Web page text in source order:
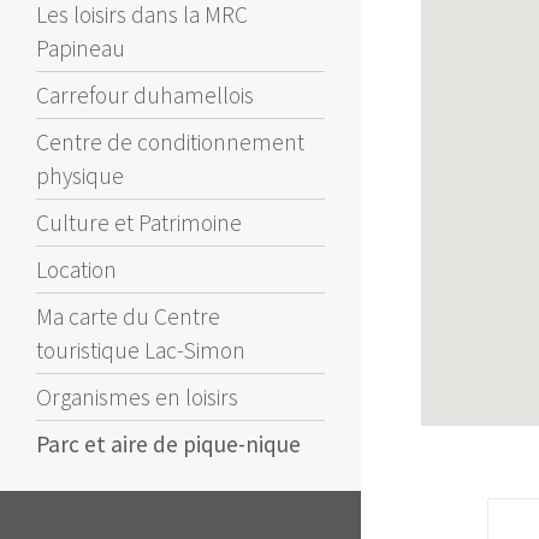
Les loisirs dans la MRC
Papineau
Carrefour duhamellois
Centre de conditionnement
physique
Culture et Patrimoine
Location
Ma carte du Centre
touristique Lac-Simon
Organismes en loisirs
Parc et aire de pique-nique